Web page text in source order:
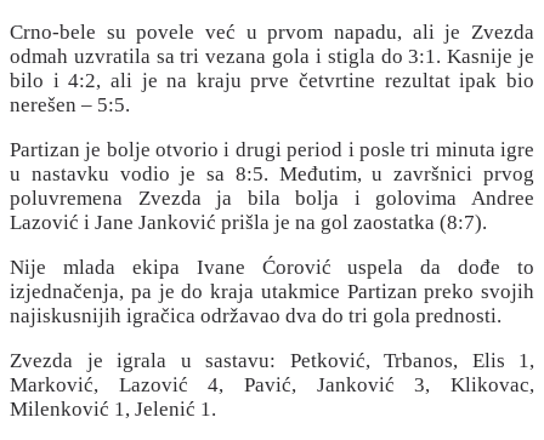
Crno-bele su povele već u prvom napadu, ali je Zvezda
odmah uzvratila sa tri vezana gola i stigla do 3:1. Kasnije je
bilo i 4:2, ali je na kraju prve četvrtine rezultat ipak bio
nerešen – 5:5.
Partizan je bolje otvorio i drugi period i posle tri minuta igre
u nastavku vodio je sa 8:5. Međutim, u završnici prvog
poluvremena Zvezda ja bila bolja i golovima Andree
Lazović i Jane Janković prišla je na gol zaostatka (8:7).
Nije mlada ekipa Ivane Ćorović uspela da dođe to
izjednačenja, pa je do kraja utakmice Partizan preko svojih
najiskusnijih igračica održavao dva do tri gola prednosti.
Zvezda je igrala u sastavu: Petković, Trbanos, Elis 1,
Marković, Lazović 4, Pavić, Janković 3, Klikovac,
Milenković 1, Jelenić 1.